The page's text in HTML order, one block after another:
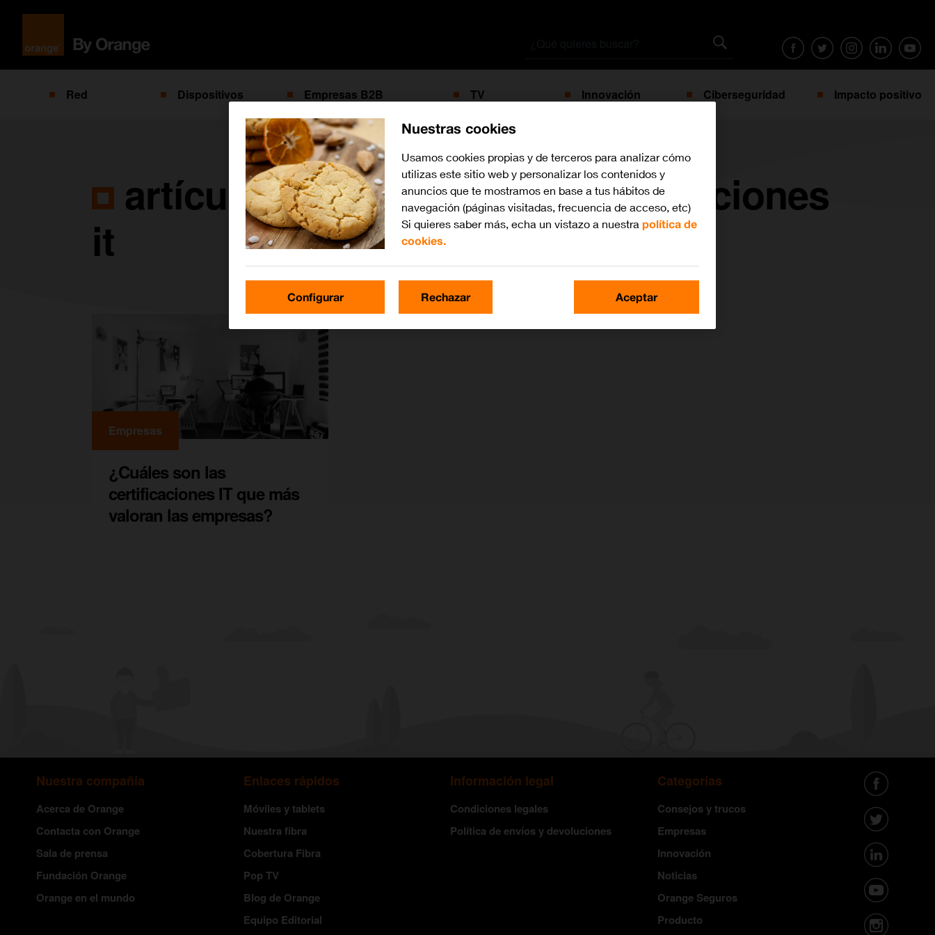
Red Dispositivos Empresas B2B TV Innovación Ciberseguridad Impacto positivo
artículos con la etiquetacertificaciones
it
Empresas
¿Cuáles son las
certificaciones IT que más
valoran las empresas?
Nuestra compañía
Acerca de Orange
Contacta con Orange
Sala de prensa
Fundación Orange
Orange en el mundo
Enlaces rápidos
Móviles y tablets
Nuestra fibra
Cobertura Fibra
Pop TV
Blog de Orange
Equipo Editorial
Información legal
Condiciones legales
Política de envíos y devoluciones
Categorías
Consejos y trucos
Empresas
Innovación
Noticias
Orange Seguros
Producto
Nuestras cookies
Usamos cookies propias y de terceros para analizar cómo
utilizas este sitio web y personalizar los contenidos y
anuncios que te mostramos en base a tus hábitos de
navegación (páginas visitadas, frecuencia de acceso, etc)
Si quieres saber más, echa un vistazo a nuestra política de
cookies.
Configurar Rechazar Aceptar